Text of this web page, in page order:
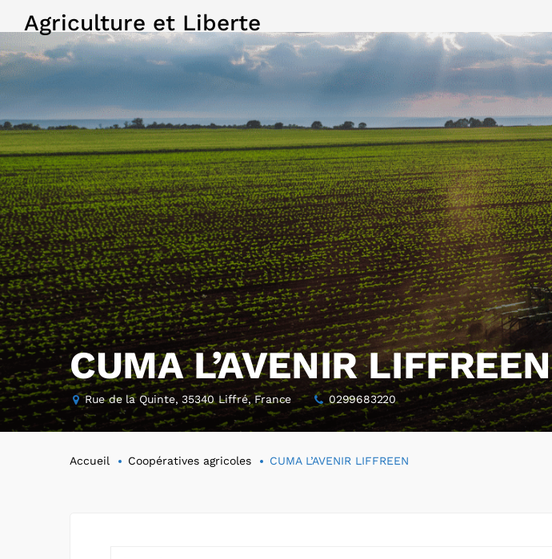
Agriculture et Liberte
CUMA L’AVENIR LIFFREEN
Rue de la Quinte, 35340 Liffré, France 0299683220
Accueil Coopératives agricoles CUMA L’AVENIR LIFFREEN